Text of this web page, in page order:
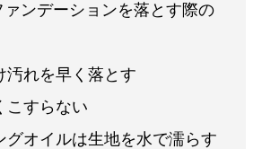
ンデーションを落とす際の
れを早く落とす
すらない
オイルは生地を水で濡らす